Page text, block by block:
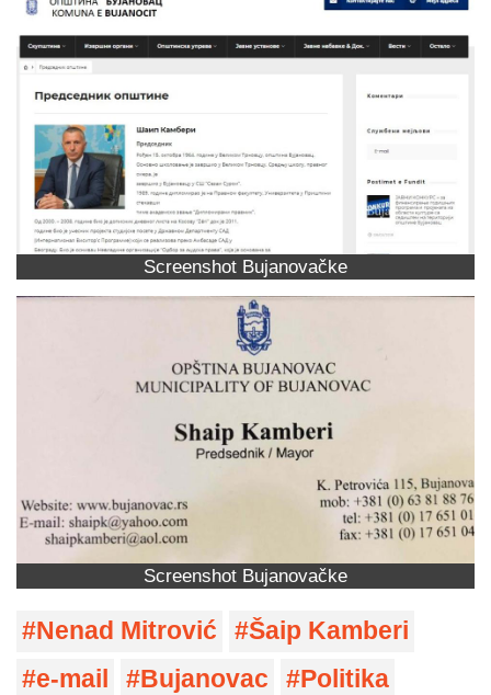
Screenshot Bujanovačke
Screenshot Bujanovačke
Nenad Mitrović
Šaip Kamberi
e-mail
Bujanovac Politika